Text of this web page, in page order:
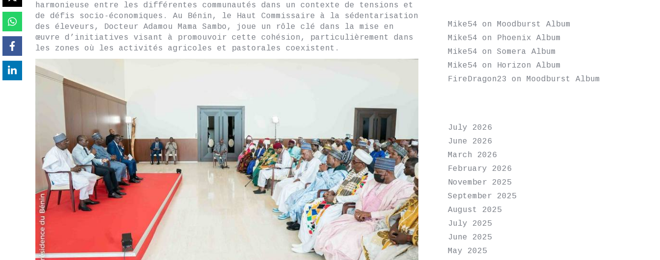
harmonieuse entre les différentes communautés dans un contexte de tensions et
de défis socio-économiques. Au Bénin, le Haut Commissaire à la sédentarisation
des éleveurs, Docteur Adamou Mama Sambo, joue un rôle clé dans la mise en
œuvre d’initiatives visant à promouvoir cette cohésion, particulièrement dans
les zones où les activités agricoles et pastorales coexistent.
Mike54 on Moodburst Album
Mike54 on Phoenix Album
Mike54 on Somera Album
Mike54 on Horizon Album
FireDragon23
on Moodburst Album
July 2026
June 2026
March 2026
February 2026
November 2025
September 2025
August 2025
July 2025
June 2025
May 2025